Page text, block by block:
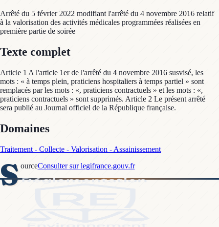
Arrêté du 5 février 2022 modifiant l'arrêté du 4 novembre 2016 relatif
à la valorisation des activités médicales programmées réalisées en
première partie de soirée
Texte complet
Article 1 A l'article 1er de l'arrêté du 4 novembre 2016 susvisé, les
mots : « à temps plein, praticiens hospitaliers à temps partiel » sont
remplacés par les mots : «, praticiens contractuels » et les mots : «,
praticiens contractuels » sont supprimés. Article 2 Le présent arrêté
sera publié au Journal officiel de la République française.
Domaines
Traitement - Collecte - Valorisation - Assainissement
S ourceConsulter sur legifrance.gouv.fr